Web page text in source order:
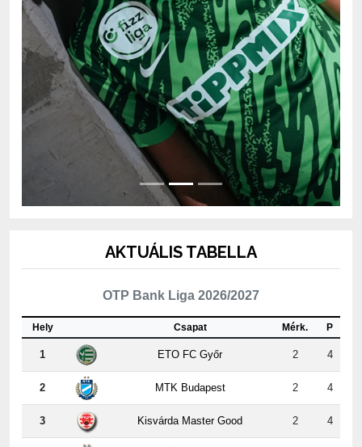
AKTUÁLIS TABELLA
OTP Bank Liga 2026/2027
Hely Csapat Mérk. P
1 ETO FC Győr 2 4
2 MTK Budapest 2 4
3 Kisvárda Master Good 2 4